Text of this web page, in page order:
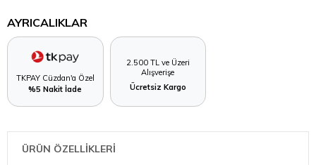
AYRICALIKLAR
TKPAY Cüzdan'a Özel
%5 Nakit İade
2.500 TL ve Üzeri
Alışverişe
Ücretsiz Kargo
ÜRÜN ÖZELLİKLERİ